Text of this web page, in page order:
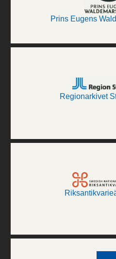
Prins Eugens
Regionarkivet